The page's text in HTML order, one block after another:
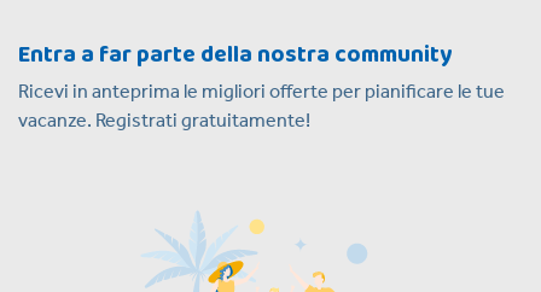
Entra a far parte della nostra community
Ricevi in anteprima le migliori offerte per pianificare le tue
vacanze. Registrati gratuitamente!